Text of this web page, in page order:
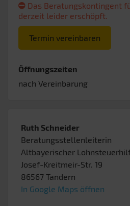
Das Beratungskontingent
derzeit leider erschöpft.
Termin vereinbaren
Öffnungszeiten
nach Vereinbarung
Ruth Schneider
Beratungsstellenleiterin
Altbayerischer
Josef-Kreitmeir-Str. 19
86567 Tandern
In Google Maps öffnen